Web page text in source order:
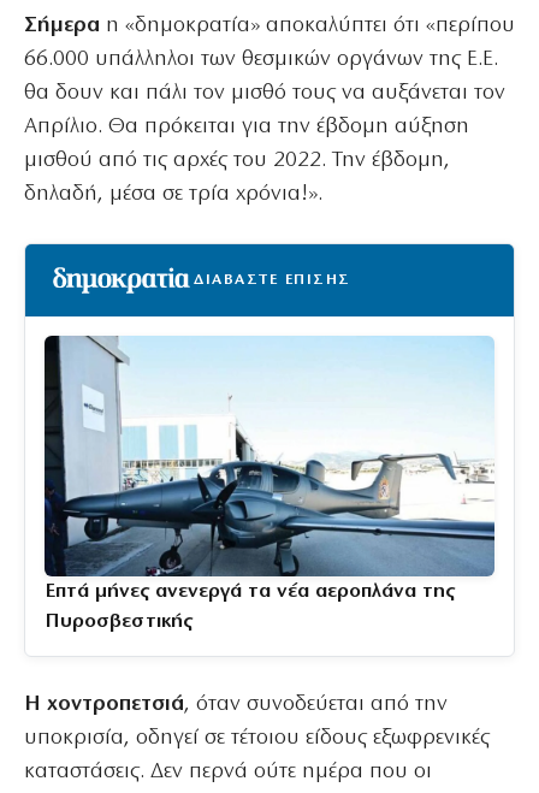
Σήμερα η «δημοκρατία» αποκαλύπτει ότι «περίπου
66.000 υπάλληλοι των θεσμικών οργάνων της Ε.Ε.
θα δουν και πάλι τον μισθό τους να αυξάνεται τον
Απρίλιο. Θα πρόκειται για την έβδομη αύξηση
μισθού από τις αρχές του 2022. Την έβδομη,
δηλαδή, μέσα σε τρία χρόνια!».
ΔΙΑΒΑΣΤΕ ΕΠΙΣΗΣ
Επτά μήνες ανενεργά τα νέα αεροπλάνα της
Πυροσβεστικής
Η χοντροπετσιά, όταν συνοδεύεται από την
υποκρισία, οδηγεί σε τέτοιου είδους εξωφρενικές
καταστάσεις. Δεν περνά ούτε ημέρα που οι